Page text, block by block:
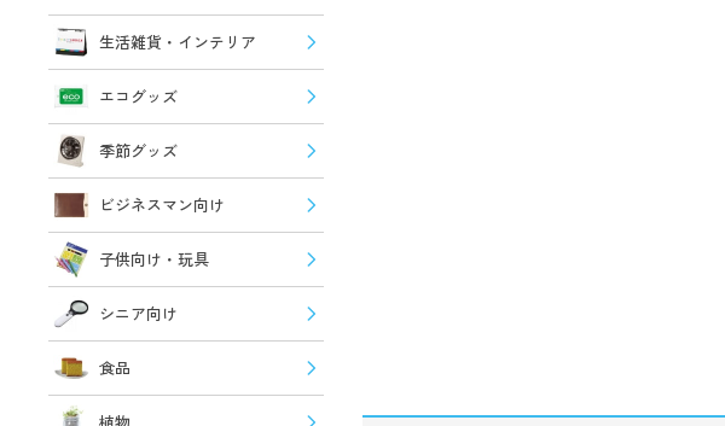
生活雑貨・インテリア
エコグッズ
季節グッズ
ビジネスマン向け
子供向け・玩具
シニア向け
食品